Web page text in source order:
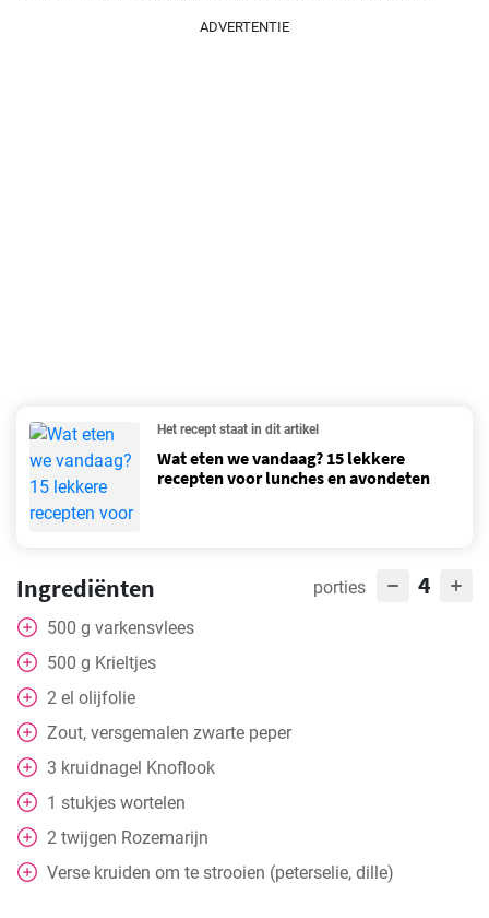
ADVERTENTIE
Het recept staat in dit artikel
Wat eten we vandaag? 15 lekkere
recepten voor lunches en avondeten
Ingrediënten porties 4
500 g varkensvlees
500 g Krieltjes
2 el olijfolie
Zout, versgemalen zwarte peper
3 kruidnagel Knoflook
1 stukjes wortelen
2 twijgen Rozemarijn
Verse kruiden om te strooien (peterselie, dille)